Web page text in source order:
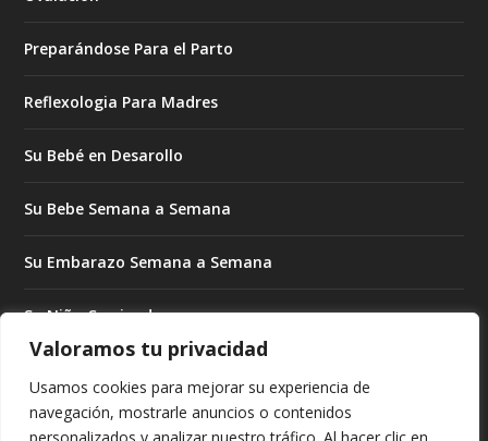
Valoramos tu privacidad
Usamos cookies para mejorar su experiencia de
navegación, mostrarle anuncios o contenidos
Preparándose Para el Parto
Reflexologia Para Madres
Su Bebé en Desarollo
Su Bebe Semana a Semana
Su Embarazo Semana a Semana
Su Niño Creciendo
Subrogado Para Madres